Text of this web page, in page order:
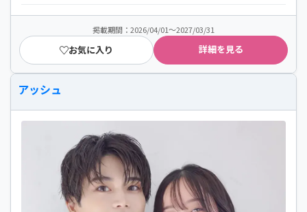
掲載期間：2026/04/01～2027/03/31
お気に入り 詳細を見る
アッシュ